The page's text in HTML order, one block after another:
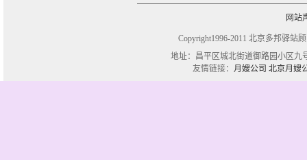
网站
Copyright1996-2011 北京多邦驿站
地址：昌平区城北街道御路园小区九
友情链接： 月嫂公司 北京月嫂